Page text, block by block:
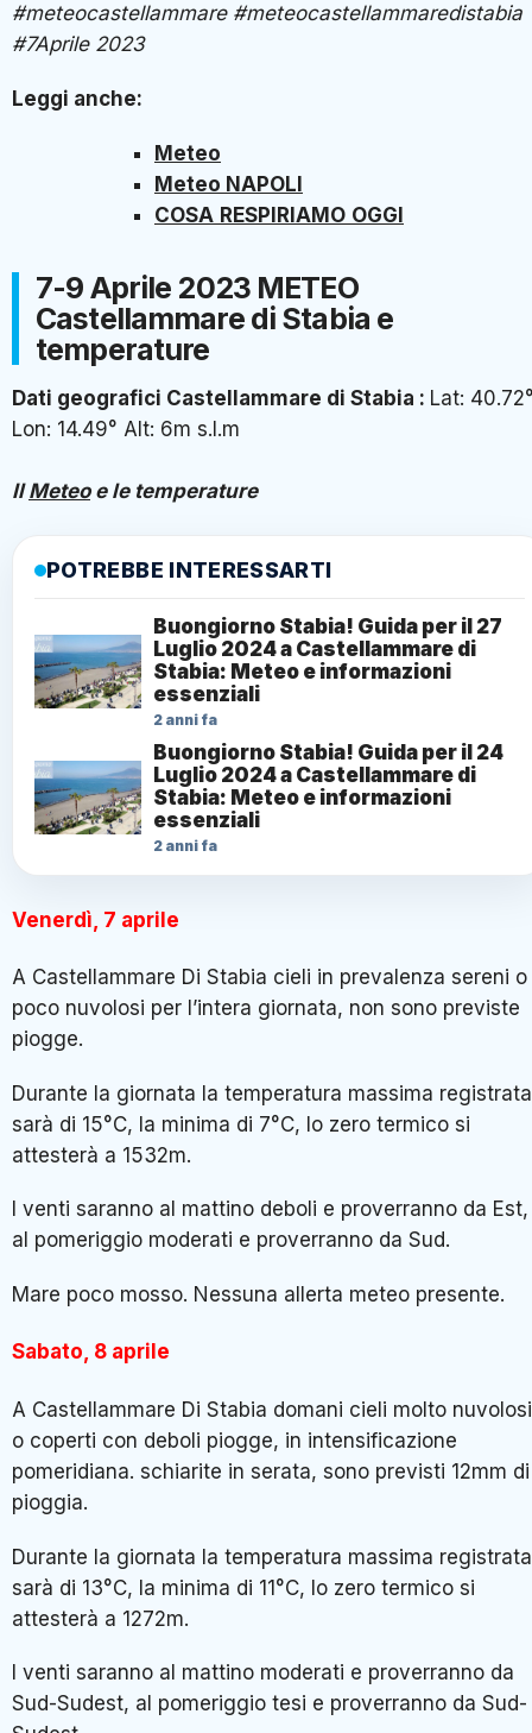
#meteocastellammare #meteocastellammaredistabia
#7Aprile 2023
Leggi anche:
Meteo
Meteo NAPOLI
COSA RESPIRIAMO OGGI
7-9 Aprile 2023 METEO
Castellammare di Stabia e
temperature
Dati geografici Castellammare di Stabia : Lat:
Lon: 14.49° Alt: 6m s.l.m
IlMeteoe le temperature
POTREBBE INTERESSARTI
Buongiorno Stabia! Guida per il 27
Luglio 2024 a Castellammare di
Stabia: Meteo e informazioni
essenziali
2 anni fa
Buongiorno Stabia! Guida per il 24
Luglio 2024 a Castellammare di
Stabia: Meteo e informazioni
essenziali
2 anni fa
Venerdì, 7 aprile
A Castellammare Di Stabia cieli in prevalenza sereni o
poco nuvolosi per l’intera giornata, non sono previste
piogge.
Durante la giornata la temperatura massima registrata
sarà di 15°C, la minima di 7°C, lo zero termico si
attesterà a 1532m.
I venti saranno al mattino deboli e proverranno da Est,
al pomeriggio moderati e proverranno da Sud.
Mare poco mosso. Nessuna allerta meteo presente.
Sabato, 8 aprile
A Castellammare Di Stabia domani cieli molto nuvolosi
o coperti con deboli piogge, in intensificazione
pomeridiana. schiarite in serata, sono previsti 12mm di
pioggia.
Durante la giornata la temperatura massima registrata
sarà di 13°C, la minima di 11°C, lo zero termico si
attesterà a 1272m.
I venti saranno al mattino moderati e proverranno da
Sud-Sudest, al pomeriggio tesi e proverranno da Sud-